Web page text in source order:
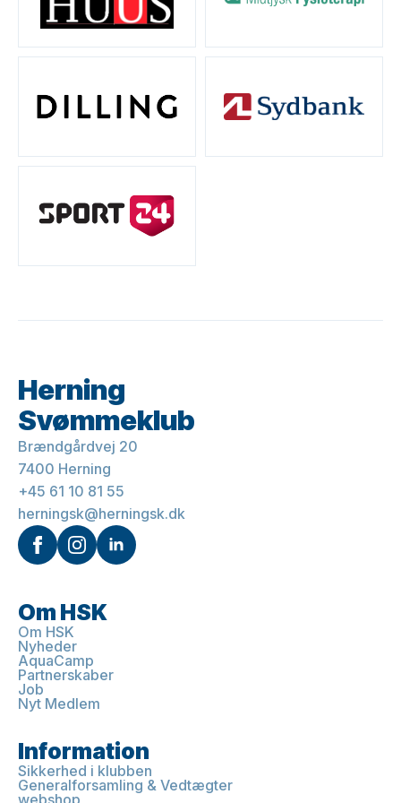
Herning
Svømmeklub
Brændgårdvej 20
7400 Herning
+45 61 10 81 55
herningsk@herningsk.dk
Om HSK
Om HSK
Nyheder
AquaCamp
Partnerskaber
Job
Nyt Medlem
Information
Sikkerhed i klubben
Generalforsamling & Vedtægter
webshop